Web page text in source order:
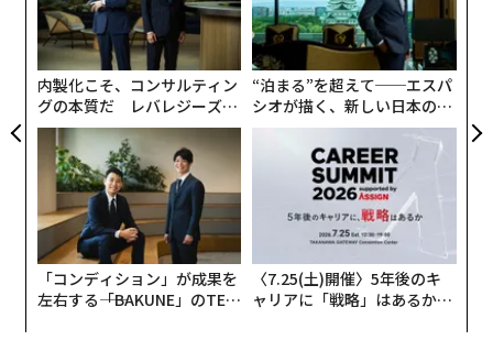
内製化こそ、コンサルティン
グの本質だ レバレジーズが
実践する、次世代ファームの
全貌
“泊まる”を超えて──エスパ
シオが描く、新しい日本のラ
グジュアリー（前編）
「コンディション」が成果を
左右する――「BAKUNE」のTEN
〈7.25(土)開催〉5年後のキ
ャリアに「戦略」はあるか。